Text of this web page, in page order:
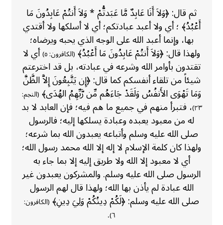
ثم قال: ﴿وَلاَ أَنَا عَابِدٌ مَّا عَبَدتُّمْ * وَلاَ أَنتُمْ عَابِدُونَ مَا
أَعْبُدُ﴾ ؛ أي ولا أعبد عبادتكم؛ أي لا أسلكها ولا أقتدي
بها، وإنما أعبد الله على الوجه الذي يحبه ويرضاه؛
ولهذا قال: ﴿وَلاَ أَنتُمْ عَابِدُونَ مَا أَعْبُدُ﴾ (الكافرون: ٥) أي لا
تقتدون بأوامر الله وشرعه في عبادته، بل قد اخترعتم
شيئاً من تلقاء أنفسكم كما قال: ﴿إِن يَتَّبِعُونَ إِلاَّ الظَّنَّ
وَمَا تَهْوَى الأَنفُسُ وَلَقَدْ جَاءَهُم مِّن رَّبِّهِمُ الهُدَى﴾ (النجم:
٢٣)، فتبرأ منهم في جميع ما هم فيه؛ فإن العابد لا بد
له من معبود يعبده وعبادة يسلكها إليه؛ فالرسول
صلى الله عليه وسلم وأتباعه يعبدون الله بما شرعه؛
ولهذا كان كلمة الإسلام لا إله إلا الله محمد رسول الله؛
أي لا معبود إلا الله ولا طريق إليه إلا بما جاء به
الرسول صلى الله عليه وسلم. والمشركون يعبدون غير
الله عبادة لم يأذن بها الله؛ ولهذا قال لهم الرسول
صلى الله عليه وسلم: ﴿لَكُمْ دِينُكُمْ وَلِيَ دِينِ﴾ (الكافرون:
٦) .